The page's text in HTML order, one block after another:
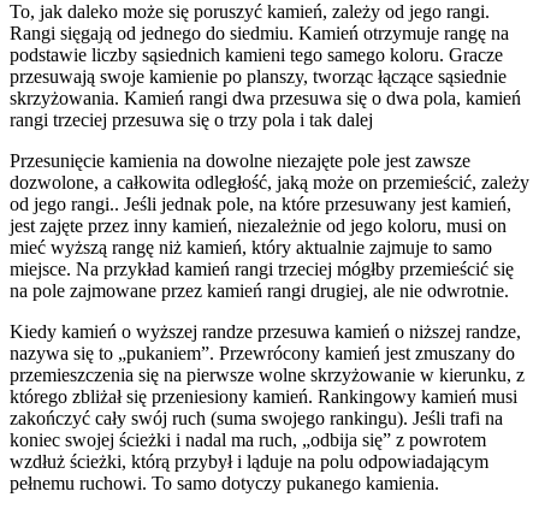
To, jak daleko może się poruszyć kamień, zależy od jego rangi.
Rangi sięgają od jednego do siedmiu. Kamień otrzymuje rangę na
podstawie liczby sąsiednich kamieni tego samego koloru. Gracze
przesuwają swoje kamienie po planszy, tworząc łączące sąsiednie
skrzyżowania. Kamień rangi dwa przesuwa się o dwa pola, kamień
rangi trzeciej przesuwa się o trzy pola i tak dalej
Przesunięcie kamienia na dowolne niezajęte pole jest zawsze
dozwolone, a całkowita odległość, jaką może on przemieścić, zależy
od jego rangi.. Jeśli jednak pole, na które przesuwany jest kamień,
jest zajęte przez inny kamień, niezależnie od jego koloru, musi on
mieć wyższą rangę niż kamień, który aktualnie zajmuje to samo
miejsce. Na przykład kamień rangi trzeciej mógłby przemieścić się
na pole zajmowane przez kamień rangi drugiej, ale nie odwrotnie.
Kiedy kamień o wyższej randze przesuwa kamień o niższej randze,
nazywa się to „pukaniem”. Przewrócony kamień jest zmuszany do
przemieszczenia się na pierwsze wolne skrzyżowanie w kierunku, z
którego zbliżał się przeniesiony kamień. Rankingowy kamień musi
zakończyć cały swój ruch (suma swojego rankingu). Jeśli trafi na
koniec swojej ścieżki i nadal ma ruch, „odbija się” z powrotem
wzdłuż ścieżki, którą przybył i ląduje na polu odpowiadającym
pełnemu ruchowi. To samo dotyczy pukanego kamienia.